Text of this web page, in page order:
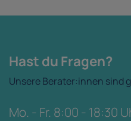
Hast du Fragen?
Unsere Berater:innen sind
Mo. - Fr. 8:00 - 18:30